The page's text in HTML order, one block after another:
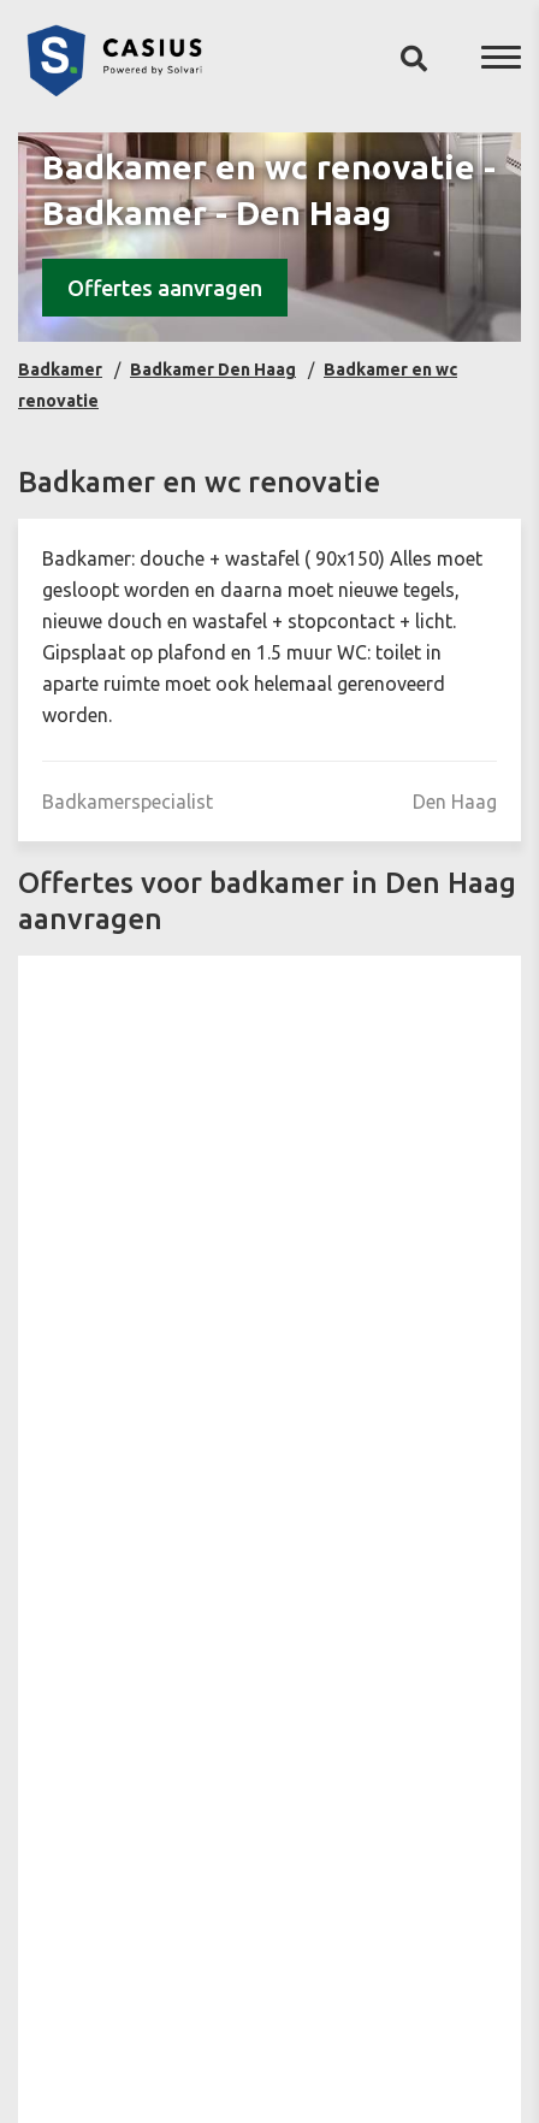
Badkamer en wc renovatie -
Badkamer - Den Haag
Offertes aanvragen
Badkamer Badkamer Den Haag
Badkamer en wc
renovatie
Badkamer en wc renovatie
Badkamer: douche + wastafel ( 90x150) Alles moet
gesloopt worden en daarna moet nieuwe tegels,
nieuwe douch en wastafel + stopcontact + licht.
Gipsplaat op plafond en 1.5 muur WC: toilet in
aparte ruimte moet ook helemaal gerenoveerd
worden.
Badkamerspecialist Den Haag
Offertes voor badkamer in Den Haag
aanvragen